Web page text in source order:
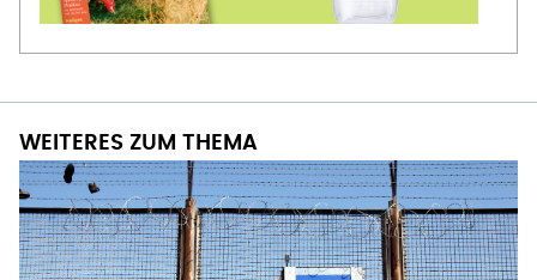
WEITERES ZUM THEMA